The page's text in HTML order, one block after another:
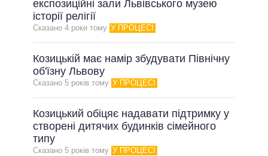
ОБІЦЯНКИ У ПРОЦЕСІ
ВСІ ОБІЦЯНКИ
АРХІВНІ ОБІЦЯНКИ
експозиційні зали Львівського музею
історії релігії
Сказано 4 роки тому У ПРОЦЕСІ
Козицькій має намір збудувати Північну
об'їзну Львову
Сказано 5 рокiв тому У ПРОЦЕСІ
Козицький обіцяє надавати підтримку у
створені дитячих будинків сімейного
типу
Сказано 5 рокiв тому У ПРОЦЕСІ